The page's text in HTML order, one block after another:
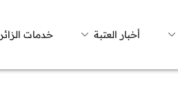
أخبار العتبة خدمات الزائر